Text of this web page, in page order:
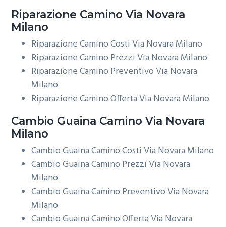
Riparazione Camino Via Novara
Milano
Riparazione Camino Costi Via Novara Milano
Riparazione Camino Prezzi Via Novara Milano
Riparazione Camino Preventivo Via Novara
Milano
Riparazione Camino Offerta Via Novara Milano
Cambio Guaina Camino Via Novara
Milano
Cambio Guaina Camino Costi Via Novara Milano
Cambio Guaina Camino Prezzi Via Novara
Milano
Cambio Guaina Camino Preventivo Via Novara
Milano
Cambio Guaina Camino Offerta Via Novara